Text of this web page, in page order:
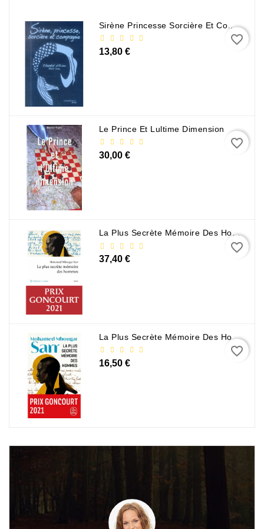
Sociales
Sciences
Techniques
Tourisme
Voyages
Scolaire
Pratique
Contactez-
Sirène Princesse Sorcière Et Compagnie
13,80 €
favorite_border
Le Prince Et Lultime Dimension
30,00 €
favorite_border
La Plus Secrète Mémoire Des Hommes - Mohamed Mbougar Sarr
37,40 €
favorite_border
La Plus Secrète Mémoire Des Hommes - Mohamed Mbougar Sarr
16,50 €
favorite_border